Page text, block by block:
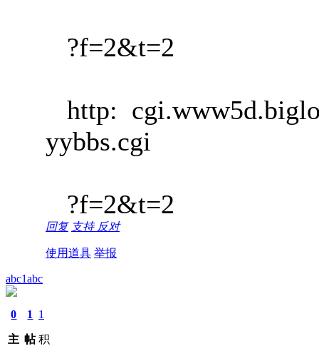
?f=2&t=2
http:
yybbs.cgi
?f=2&t=2
回复 支持 反对
使用道具 举报
abc1abc
0
主
1
帖
1
积